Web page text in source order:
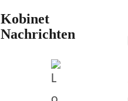
Kobinet
Nachrichten